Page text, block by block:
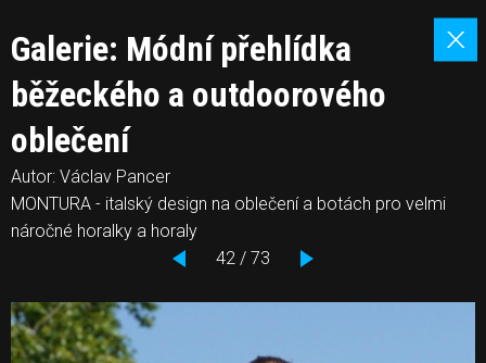
Galerie: Módní přehlídka
běžeckého a outdoorového
oblečení
Autor: Václav Pancer
MONTURA - italský design na oblečení a botách pro velmi
náročné horalky a horaly
42 / 73